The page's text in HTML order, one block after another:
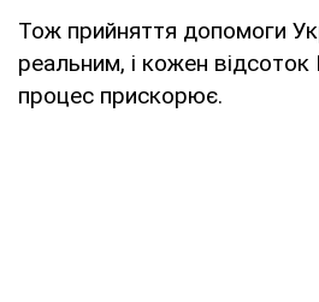
Тож прийняття допомоги
реальним, і кожен
процес прискорює.